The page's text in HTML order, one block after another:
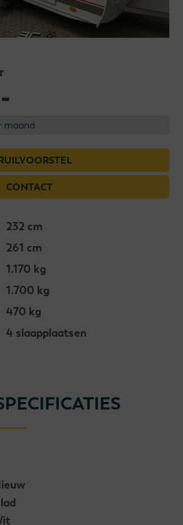
maand
CONTACT
232 cm
261 cm
1.170 kg
1.700 kg
470 kg
4 slaapplaatsen